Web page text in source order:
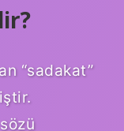
“sadakat”